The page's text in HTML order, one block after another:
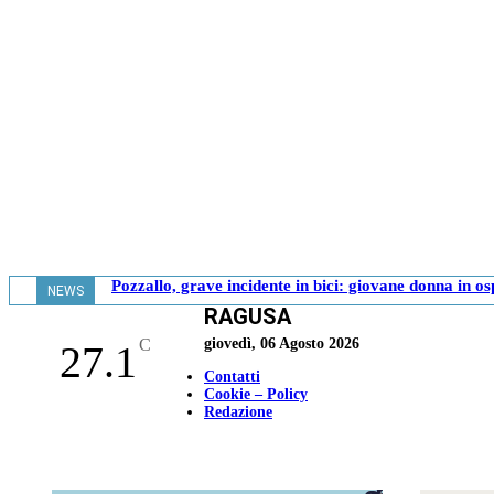
NEWS Pozzallo, grave incidente in bici: giovane donna in
27.1 C
RAGUSA
giovedì, 06 Agosto 2026
Contatti
Cookie – Policy
Redazione